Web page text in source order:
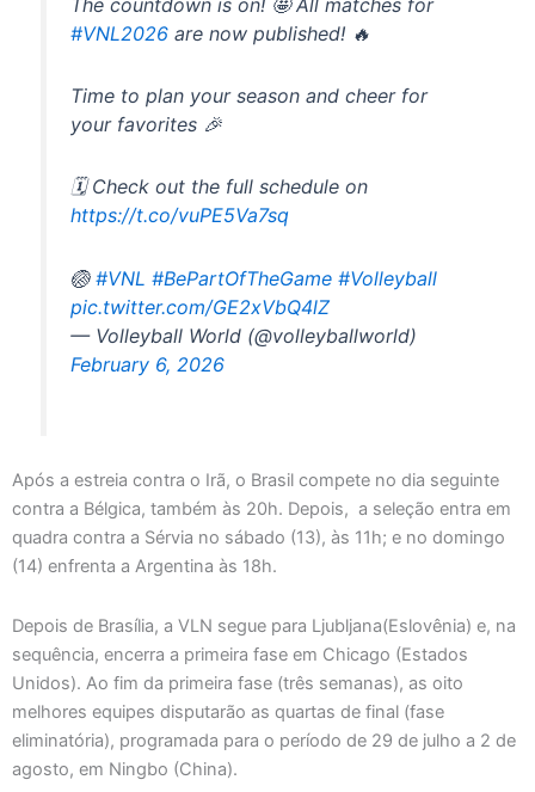
The countdown is on! 🤩 All matches for
#VNL2026 are now published! 🔥
Time to plan your season and cheer for
your favorites 🎉
🗓️ Check out the full schedule on
https://t.co/vuPE5Va7sq
🏐#VNL #BePartOfTheGame #Volleyball
pic.twitter.com/GE2xVbQ4lZ
— Volleyball World (@volleyballworld)
February 6, 2026
Após a estreia contra o Irã, o Brasil compete no dia seguinte
contra a Bélgica, também às 20h. Depois, a seleção entra em
quadra contra a Sérvia no sábado (13), às 11h; e no domingo
(14) enfrenta a Argentina às 18h.
Depois de Brasília, a VLN segue para Ljubljana(Eslovênia) e, na
sequência, encerra a primeira fase em Chicago (Estados
Unidos). Ao fim da primeira fase (três semanas), as oito
melhores equipes disputarão as quartas de final (fase
eliminatória), programada para o período de 29 de julho a 2 de
agosto, em Ningbo (China).